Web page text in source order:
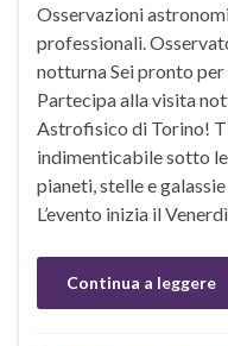
Osservazioni
professionali.
notturna Sei pronto per
Partecipa alla visita
Astrofisico di Torino!
indimenticabile sotto
pianeti, stelle e
L’evento inizia il
Continua a leggere